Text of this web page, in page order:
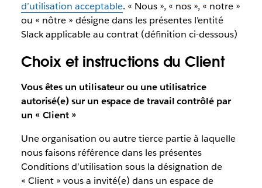
d’utilisation acceptable. « Nous », « nos », « notre »
ou « nôtre » désigne dans les présentes l’entité
Slack applicable au contrat (définition ci-dessous)
Choix et instructions du Client
Vous êtes un utilisateur ou une utilisatrice
autorisé(e) sur un espace de travail contrôlé par
un « Client »
Une organisation ou autre tierce partie à laquelle
nous faisons référence dans les présentes
Conditions d’utilisation sous la désignation de
« Client » vous a invité(e) dans un espace de